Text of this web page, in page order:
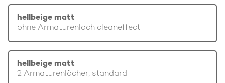
hellbeige matt
ohne Armaturenloch cleaneffect
hellbeige matt
2 Armaturenlöcher, standard